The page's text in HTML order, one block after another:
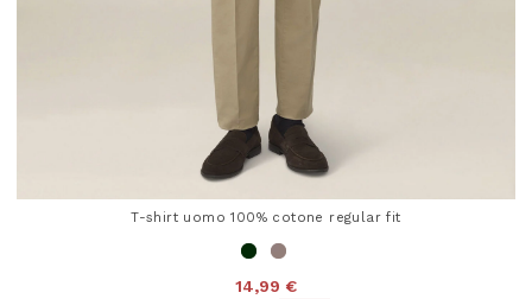
T-shirt uomo 100% cotone regular fit
14,99 €